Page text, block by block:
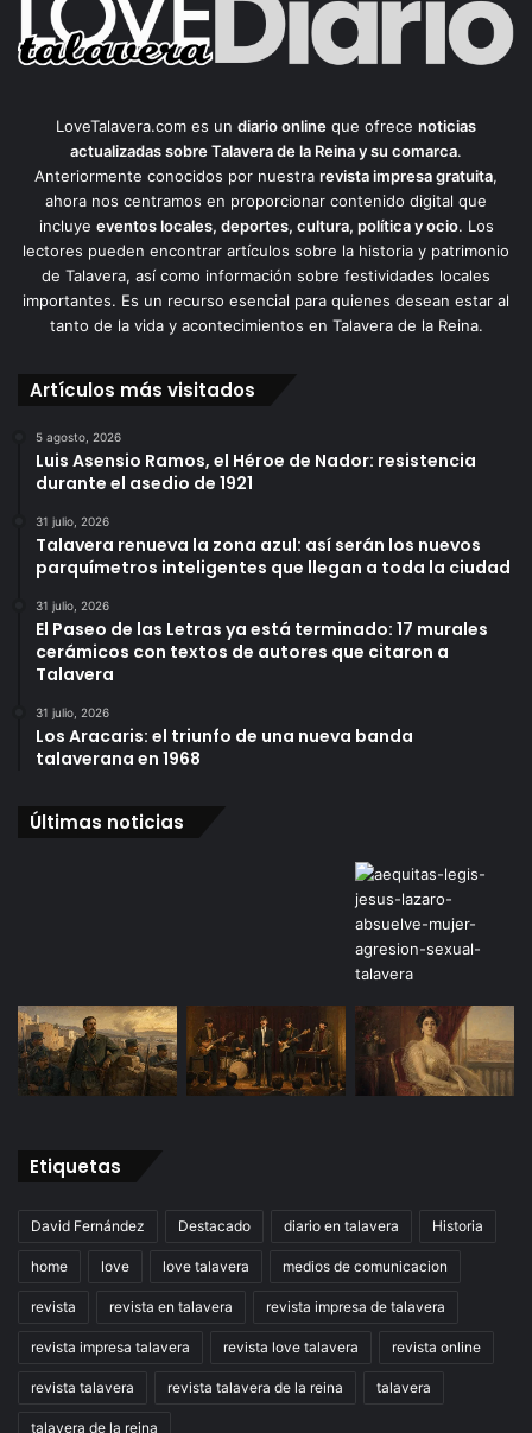
LoveTalavera.com es un diario online que ofrece noticias
actualizadas sobre Talavera de la Reina y su comarca.
Anteriormente conocidos por nuestra revista impresa gratuita,
ahora nos centramos en proporcionar contenido digital que
incluye eventos locales, deportes, cultura, política y ocio. Los
lectores pueden encontrar artículos sobre la historia y patrimonio
de Talavera, así como información sobre festividades locales
importantes. Es un recurso esencial para quienes desean estar al
tanto de la vida y acontecimientos en Talavera de la Reina.
Artículos más visitados
5 agosto, 2026
Luis Asensio Ramos, el Héroe de Nador: resistencia
durante el asedio de 1921
31 julio, 2026
Talavera renueva la zona azul: así serán los nuevos
parquímetros inteligentes que llegan a toda la ciudad
31 julio, 2026
El Paseo de las Letras ya está terminado: 17 murales
cerámicos con textos de autores que citaron a
Talavera
31 julio, 2026
Los Aracaris: el triunfo de una nueva banda
talaverana en 1968
Últimas noticias
Etiquetas
David Fernández Destacado diario en talavera Historia
home love love talavera medios de comunicacion
revista revista en talavera revista impresa de talavera
revista impresa talavera revista love talavera revista online
revista talavera revista talavera de la reina talavera
talavera de la reina